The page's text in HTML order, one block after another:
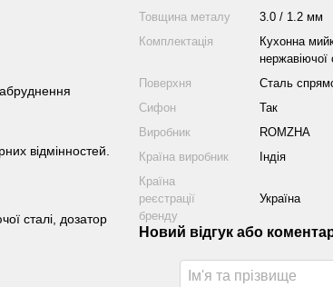
відмінностей.
сталі, дозатор
Товщина металу
3.0 / 1.2 мм
Комплектація
Кухонна
нержавіючої
Поверхня
Сталь
Сифон
Так
Виробник
ROMZHA
Країна виробник
Індія
Країна
реєстрації
бренду
Україна
Новий відгук або